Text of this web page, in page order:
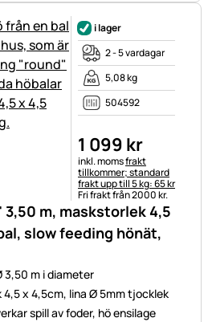
m, maskstorlek 4,5
slow feeding hönät,
m i diameter
x 4,5cm, lina Ø 5mm tjocklek
spill av foder, hö ensilage
i lager
2 - 5 vardagar
5,08 kg
504592
1 099 kr
Skatteinformation:
inkl. momsfrakt
tillkommer; standard
frakt upp till 5 kg: 65 kr
Fri frakt från 2000 kr.